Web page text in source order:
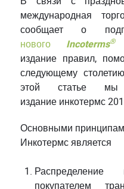
международная
сообщает о
нового Incoterms®
издание правил,
следующему
этой статье мы
издание инкотермс
Основными
Инкотермс является
покупателем